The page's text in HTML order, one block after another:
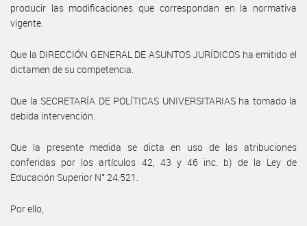
producir las modificaciones que correspondan en la normativa
vigente.
Que la DIRECCIÓN GENERAL DE ASUNTOS JURÍDICOS ha emitido el
dictamen de su competencia.
Que la SECRETARÍA DE POLÍTICAS UNIVERSITARIAS ha tomado la
debida intervención.
Que la presente medida se dicta en uso de las atribuciones
conferidas por los artículos 42, 43 y 46 inc. b) de la Ley de
Educación Superior N° 24.521.
Por ello,